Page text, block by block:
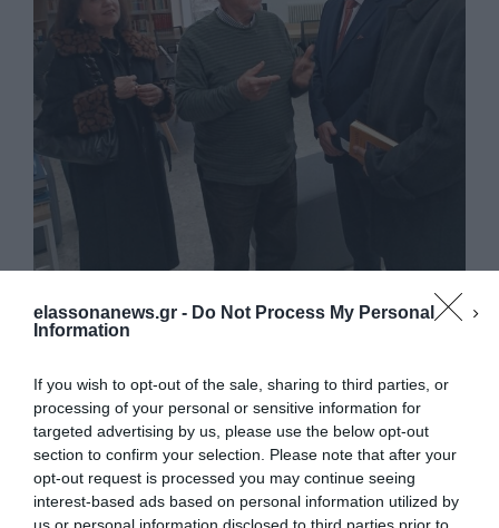
elassonanews.gr - Do Not Process My Personal
Information
If you wish to opt-out of the sale, sharing to third parties, or
processing of your personal or sensitive information for
targeted advertising by us, please use the below opt-out
section to confirm your selection. Please note that after your
opt-out request is processed you may continue seeing
interest-based ads based on personal information utilized by
us or personal information disclosed to third parties prior to